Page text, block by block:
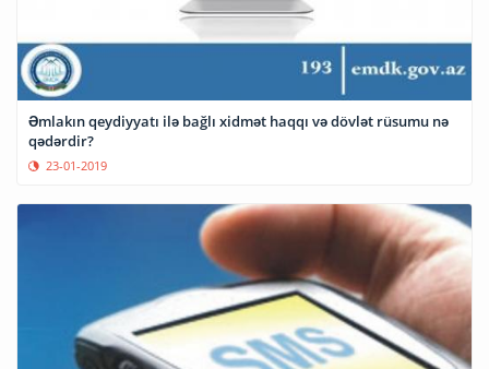
Əmlakın qeydiyyatı ilə bağlı xidmət haqqı və dövlət rüsumu nə
qədərdir?
23-01-2019